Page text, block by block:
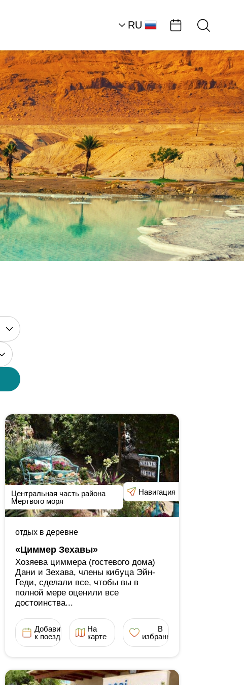
RU
EN
Центральная часть района
Мертвого моря
Навигация
отдых в деревне
«Циммер Зехавы»
Хозяева циммера (гостевого дома)
Дани и Зехава, члены кибуца Эйн-
Геди, сделали все, чтобы вы в
полной мере оценили все
достоинства...
Добавить
к поездке
На
карте
В
избранное
Северная часть
Мертвого моря
Рестораны
«Последний шанс»